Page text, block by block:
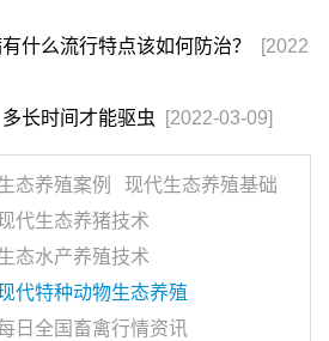
什么流行特点该如何防治？
[2022
长时间才能驱虫 [2022-03-09]
态养殖案例
现代生态养殖基础
代生态养猪技术
态水产养殖技术
代特种动物生态养殖
日全国畜禽行情资讯